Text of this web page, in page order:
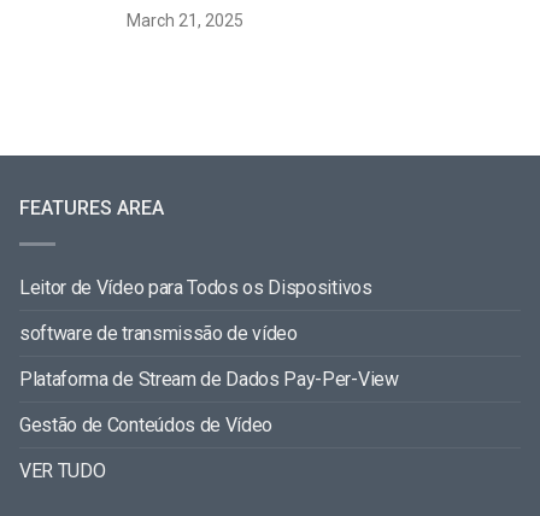
March 21, 2025
FEATURES AREA
Leitor de Vídeo para Todos os Dispositivos
software de transmissão de vídeo
Plataforma de Stream de Dados Pay-Per-View
Gestão de Conteúdos de Vídeo
VER TUDO